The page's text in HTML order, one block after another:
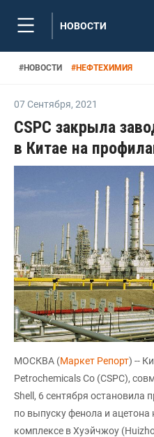
НОВОСТИ
#НОВОСТИ #НЕФТЕХИМИЯ
07 Сентября, 2021
CSPC закрыла
в Китае на
МОСКВА (Маркет Репорт) --
Petrochemicals Co (CSPC),
Shell, 6 сентября остановила
по выпуску фенола и ацетона
комплексе в Хуэйчжоу